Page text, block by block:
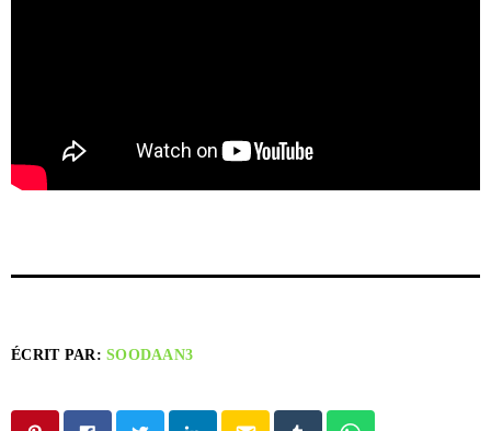
ÉCRIT PAR:SOODAAN3